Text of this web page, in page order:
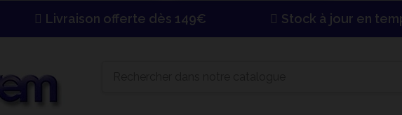
Livraison offerte dès 149€ Stock à jour en